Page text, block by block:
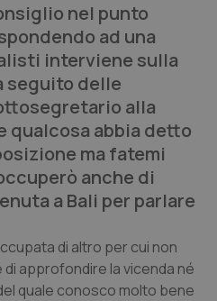
nel punto
ad una
interviene sulla
seguito delle
alla
qualcosa abbia detto
ma fatemi
anche di
a Bali per parlare
di altro per cui non
approfondire la vicenda né
quale conosco molto bene